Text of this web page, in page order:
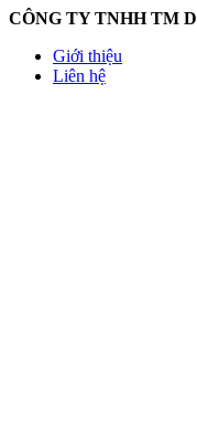
CÔNG TY TNHH TM
Giới thiệu
Liên hệ